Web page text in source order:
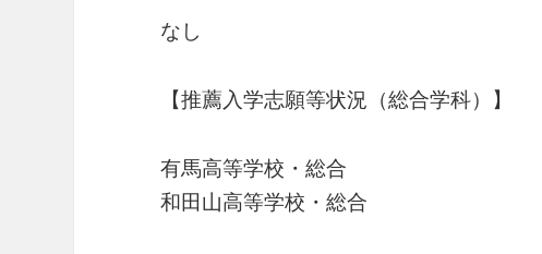
なし
【推薦入学志願等状況（総合学科）】
有馬高等学校・総合
和田山高等学校・総合